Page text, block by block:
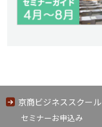
京商ビジネススクール
セミナーお申込み